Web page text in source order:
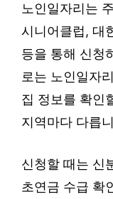
노인일자리는
시니어클럽, 대
등을 통해 신청
로는 노인일자
집 정보를 확인
지역마다 다릅
신청할 때는 신
초연금 수급 확